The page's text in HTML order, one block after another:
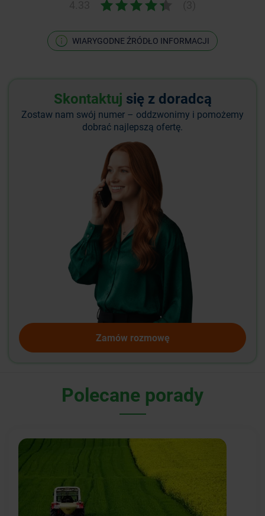
WIARYGODNE ŹRÓDŁO INFORMACJI
Skontaktuj się z doradcą
Zostaw nam swój numer – oddzwonimy i pomożemy
dobrać najlepszą ofertę.
Zamów rozmowę
Polecane porady